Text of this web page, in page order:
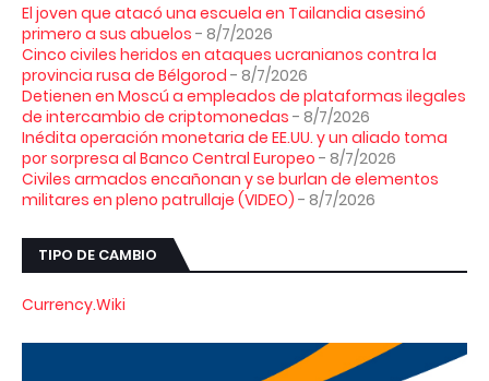
El joven que atacó una escuela en Tailandia asesinó
primero a sus abuelos - 8/7/2026
Cinco civiles heridos en ataques ucranianos contra la
provincia rusa de Bélgorod - 8/7/2026
Detienen en Moscú a empleados de plataformas ilegales
de intercambio de criptomonedas - 8/7/2026
Inédita operación monetaria de EE.UU. y un aliado toma
por sorpresa al Banco Central Europeo - 8/7/2026
Civiles armados encañonan y se burlan de elementos
militares en pleno patrullaje (VIDEO) - 8/7/2026
TIPO DE CAMBIO
Currency.Wiki